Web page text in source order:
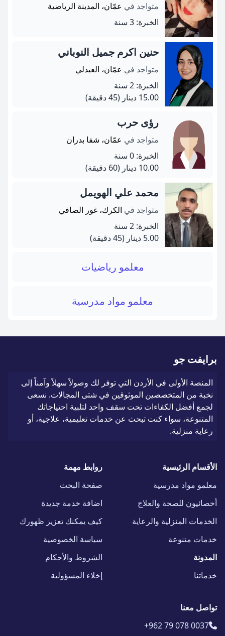
متواجد في عمّان، المدينة الرياضية
الخبرة: 3 سنة
حنين اكرم جميل النوباني
متواجد في عمّان، العبدلي
الخبرة: 2 سنة
15.00 دينار
(45 دقيقة)
رؤى حرب
متواجد في عمّان، شفا بدران
الخبرة: 0 سنة
10.00 دينار
(60 دقيقة)
محمد علي الهويمل
متواجد في الكرك، غور الصافي
الخبرة: 2 سنة
5.00 دينار
(45 دقيقة)
معلمو رياضيات
معلمو مواد مدرسية
برايفت جو
المنصة الأولى في الأردن التي توفر لك وصولاً سهلاً وآمناً إلى
نخبة من المتخصصين الموثوقين في شتى المجالات. نسعى
لجمع أفضل الكفاءات تحت سقف واحد لتلبية احتياجاتك
المتنوعة، سواء كنت تبحث عن خدمات تعليمية، علاجية، أو
رعاية منزلية.
الأقسام الرئيسية
معلمو مواد مدرسية
أخصائيون للصحة والعلاج
الخدمات المنزلية والرعاية
خدمات متنوعة
المدونة
خدماتنا
روابط مهمة
صفحة البحث
اضافة خدمة جديدة
كيف يمكنك تعزيز ظهورك
سياسة الخصوصية
الشروط والأحكام
إخلاء المسؤولية
تواصل معنا
+962 79 078 0037